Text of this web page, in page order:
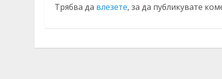
Трябва да влезете, за да публикувате